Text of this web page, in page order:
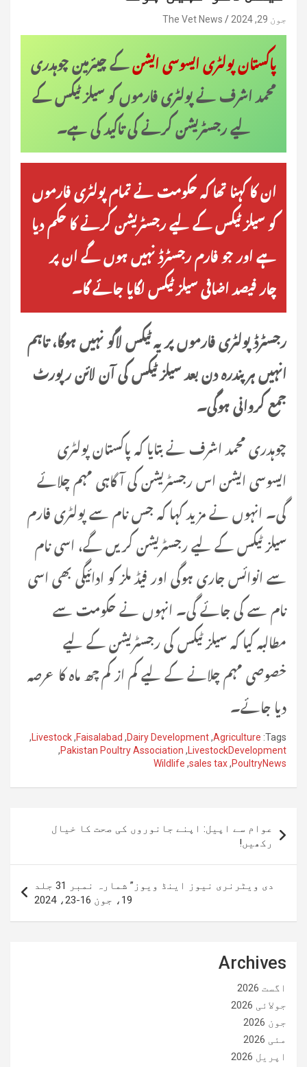
جون 29, 2024 The Vet News
پاکستان پولٹری ایسوسی ایشنکے چیئرمین چوہدری
محمد اشرف نے پولٹری فارموں کو سیلز ٹیکس کے
لیے رجسٹریشن کرنے کی تاکید کی ہے۔
ان کا کہنا تھا کہ حکومت نے تمام پولٹری فارموں
کو سیلز ٹیکس کے لیے رجسٹریشن کرنے کا حکم دیا
ہے اور جو فارم رجسٹرڈ نہیں ہوں گے ان پر
چار فیصد اضافی سیلز ٹیکس لگایا جائے گا۔
رجسٹرڈ پولٹری فارموں پر یہ ٹیکس لاگو نہیں ہوگا، تاہم
انہیں ہر پندرہ دن بعد سیلز ٹیکس کی آن لائن رپورٹ
جمع کروانی ہوگی۔
چوہدری محمد اشرف نے بتایا کہ پاکستان پولٹری
ایسوسی ایشن اس رجسٹریشن کی آگاہی مہم چلائے
گی۔ انہوں نے مزید کہا کہ جس نام سے پولٹری فارم
سیلز ٹیکس کے لیے رجسٹریشن کریں گے، اسی نام
سے انوائس جاری ہوگی اور فیڈ ملز کو ادائیگی بھی اسی
نام سے کی جائے گی۔ انہوں نے حکومت سے
مطالبہ کیا کہ سیلز ٹیکس کی رجسٹریشن کے لیے
خصوصی مہم چلانے کے لیے کم از کم چھ ماہ کا عرصہ
دیا جائے۔
Tags:
Agriculture
,
Dairy Development
,
Faisalabad
,
Livestock
,
LivestockDevelopment
,
Pakistan Poultry Association
,
PoultryNews
,
sales tax
,
Wildlife
کی
نیویگیشن
عوام سے اپیل: اپنے جانوروں کی صحت کا خیال
رکھیں!
دی ویٹرنری نیوز اینڈ ویوز” شمارہ نمبر 31 جلد
19، جون 16-23، 2024
Archives
اگست 2026
جولائی 2026
جون 2026
مئی 2026
اپریل 2026